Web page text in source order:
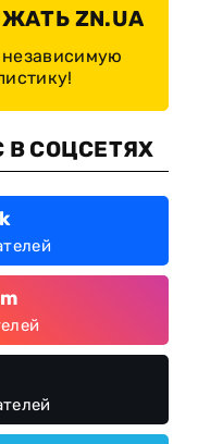
ZN.UA
В СОЦСЕТЯХ